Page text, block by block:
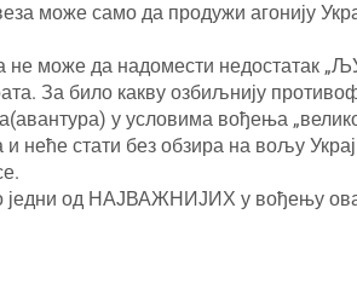
може само да продужи агонију
може да надомести недостатак
За било какву озбиљнију
у условима вођења
неће стати без обзира на вољу
једни од НАЈВАЖНИЈИХ у вођењу